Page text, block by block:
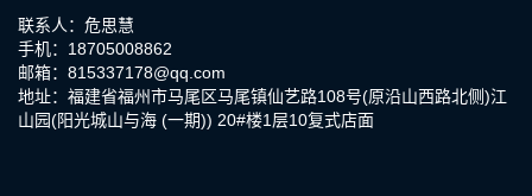
联系人：危思慧
手机：18705008862
邮箱：815337178@qq.com
地址：福建省福州市马尾区马尾镇仙艺路108号(原沿山西路北侧)江
山园(阳光城山与海 (一期)) 20#楼1层10复式店面